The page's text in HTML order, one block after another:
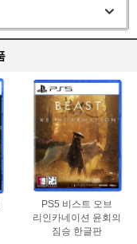
PS5 비스트 오브
리인카네이션 윤회의
짐승 한글판